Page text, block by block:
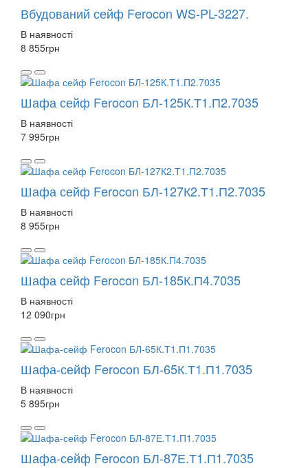
Вбудований сейф Ferocon WS-PL-3227.
В наявності
8 855грн
Шафа сейф Ferocon БЛ-125К.Т1.П2.7035
В наявності
7 995грн
Шафа сейф Ferocon БЛ-127К2.Т1.П2.7035
В наявності
8 955грн
Шафа сейф Ferocon БЛ-185К.П4.7035
В наявності
12 090грн
Шафа-сейф Ferocon БЛ-65К.Т1.П1.7035
В наявності
5 895грн
Шафа-сейф Ferocon БЛ-87Е.Т1.П1.7035